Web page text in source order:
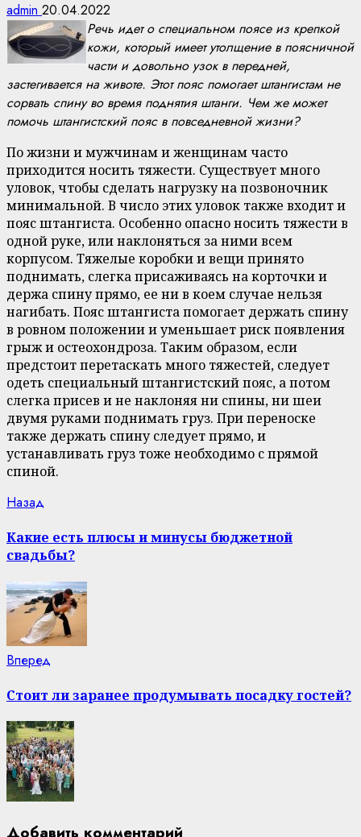
admin 20.04.2022
Речь идет о специальном поясе из крепкой
кожи, который имеет утолщение в поясничной
части и довольно узок в передней,
застегивается на животе. Этот пояс помогает штангистам не
сорвать спину во время поднятия штанги. Чем же может
помочь штангистский пояс в повседневной жизни?
По жизни и мужчинам и женщинам часто
приходится носить тяжести. Существует много
уловок, чтобы сделать нагрузку на позвоночник
минимальной. В число этих уловок также входит и
пояс штангиста. Особенно опасно носить тяжести в
одной руке, или наклоняться за ними всем
корпусом. Тяжелые коробки и вещи принято
поднимать, слегка присаживаясь на корточки и
держа спину прямо, ее ни в коем случае нельзя
нагибать. Пояс штангиста помогает держать спину
в ровном положении и уменьшает риск появления
грыж и остеохондроза. Таким образом, если
предстоит перетаскать много тяжестей, следует
одеть специальный штангистский пояс, а потом
слегка присев и не наклоняя ни спины, ни шеи
двумя руками поднимать груз. При переноске
также держать спину следует прямо, и
устанавливать груз тоже необходимо с прямой
спиной.
Continue
Reading
Назад
Какие есть плюсы и минусы бюджетной
свадьбы?
Вперед
Стоит ли заранее продумывать посадку гостей?
Добавить комментарий